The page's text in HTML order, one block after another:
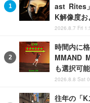
ast Rites
K解像度
2026.8.7 Fri
時間内に
MMAND
も選択可能
2026.8.8 Sat
往年の「K